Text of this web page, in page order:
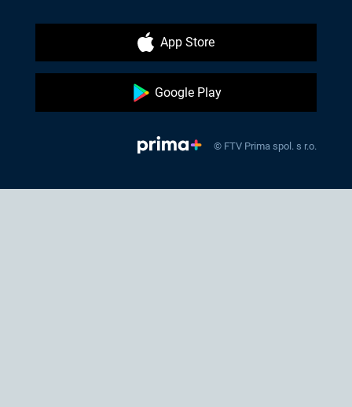
App Store
Google Play
© FTV Prima spol. s r.o.